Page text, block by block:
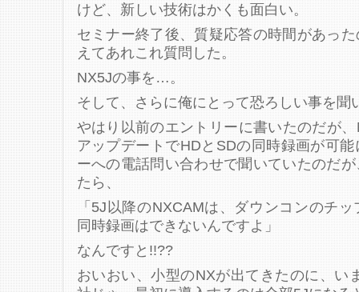
けど、新しい技術はかくも面白い。
セミナー終了後、質疑応答の時間があっ
えてあれこれ質問した。
NX5Jの事を…。
そして、さらに俺にとって恐ろしい事を聞
やはり以前のエントリーに書いたのだが
アップデートでHDとSDの同時録画が可
ーへの電話問い合わせで聞いていたのだ
たら、
「5J以降のNXCAMは、ダウンコンのチ
同時録画はできないんですよ」
なんですと!!??
おいおい、小型のNXが出てきたのに、い